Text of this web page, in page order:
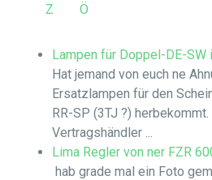
Z Ö
Lampen für Doppel-DE-SW
Hat jemand von euch ne
Ersatzlampen für den
RR-SP (3TJ ?)
Vertragshändler ...
Lima Regler von ner FZR
hab grade mal ein Foto